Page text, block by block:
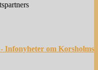
Infonyheter om Korsholms